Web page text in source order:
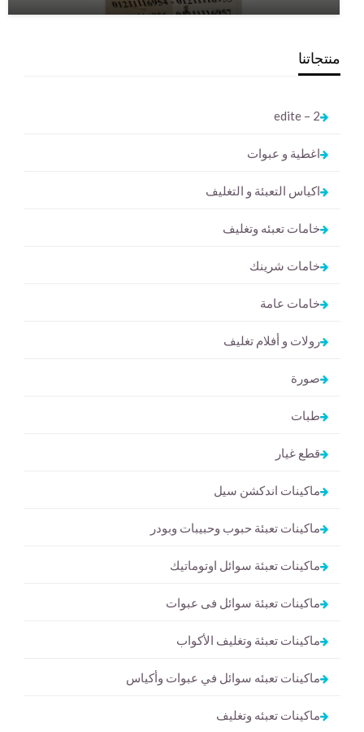
منتجاتنا
2 – edite
اغطية و عبوات
اكياس التعبئة و التغليف
خامات تعبئه وتغليف
خامات شرينك
خامات عامة
رولات و أفلام تغليف
صورة
طبات
قطع غيار
ماكينات اندكشن سيل
ماكينات تعبئة حبوب وحبيبات وبودر
ماكينات تعبئة سوائل اوتوماتيك
ماكينات تعبئة سوائل فى عبوات
ماكينات تعبئة وتغليف الأكواب
ماكينات تعبئه سوائل في عبوات وأكياس
ماكينات تعبئه وتغليف